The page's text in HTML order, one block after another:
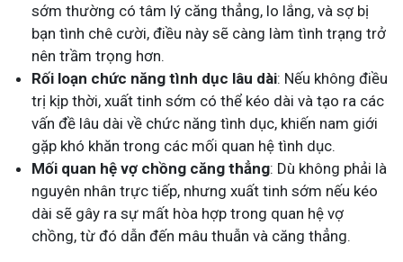
sớm thường có tâm lý căng thẳng, lo lắng, và sợ bị
bạn tình chê cười, điều này sẽ càng làm tình trạng trở
nên trầm trọng hơn.
Rối loạn chức năng tình dục lâu dài: Nếu không điều
trị kịp thời, xuất tinh sớm có thể kéo dài và tạo ra các
vấn đề lâu dài về chức năng tình dục, khiến nam giới
gặp khó khăn trong các mối quan hệ tình dục.
Mối quan hệ vợ chồng căng thẳng: Dù không phải là
nguyên nhân trực tiếp, nhưng xuất tinh sớm nếu kéo
dài sẽ gây ra sự mất hòa hợp trong quan hệ vợ
chồng, từ đó dẫn đến mâu thuẫn và căng thẳng.